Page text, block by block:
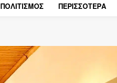
ΠΟΛΙΤΙΣΜΟΣ ΠΕΡΙΣΣΟΤΕΡΑ